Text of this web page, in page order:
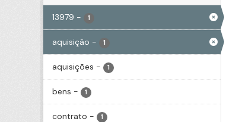
13979 - 1
aquisição - 1
aquisições - 1
bens - 1
contrato - 1